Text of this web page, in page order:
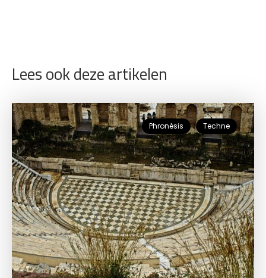
Lees ook deze artikelen
Phronèsis Techne